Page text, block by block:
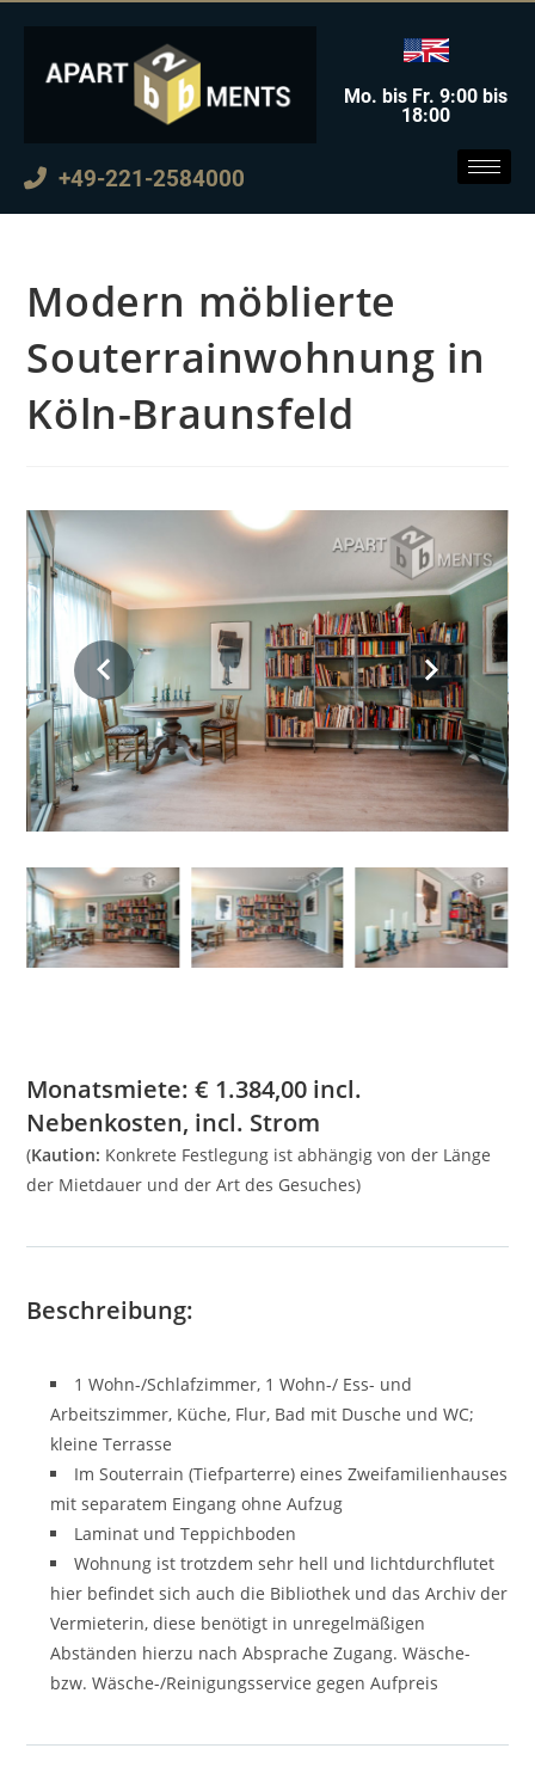
+49-221-2584000
Mo. bis Fr. 9:00 bis
18:00
Modern möblierte
Souterrainwohnung in
Köln-Braunsfeld
Monatsmiete:€ 1.384,00 incl.
Nebenkosten, incl. Strom
(Kaution: Konkrete Festlegung ist abhängig von der Länge
der Mietdauer und der Art des Gesuches)
Beschreibung:
1 Wohn-/Schlafzimmer, 1 Wohn-/ Ess- und
Arbeitszimmer, Küche, Flur, Bad mit Dusche und WC;
kleine Terrasse
Im Souterrain (Tiefparterre) eines Zweifamilienhauses
mit separatem Eingang ohne Aufzug
Laminat und Teppichboden
Wohnung ist trotzdem sehr hell und lichtdurchflutet
hier befindet sich auch die Bibliothek und das Archiv der
Vermieterin, diese benötigt in unregelmäßigen
Abständen hierzu nach Absprache Zugang. Wäsche-
bzw. Wäsche-/Reinigungsservice gegen Aufpreis